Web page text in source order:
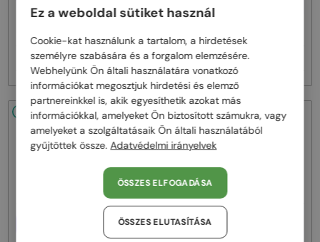
Fendi— Optikai keretek
76 000 Ft 90 000 Ft
Fendi—Optikai keretek
76 000 Ft 90 000 Ft
48/72 -15%
EGYFÓKUSZÚ LENCSÉVEL PLUSZ
48/72 -15%
EGYFÓKUSZÚ LENCSÉVEL PLUSZ
Ez a weboldal sütiket használ
Cookie-kat használunk a tartalom, a hirdetések
személyre szabására és a forgalom elemzésére.
Webhelyünk Ön általi használatára vonatkozó
információkat megosztjuk hirdetési és elemző
partnereinkkel is, akik egyesíthetik azokat más
információkkal, amelyeket Ön biztosított számukra, vagy
amelyeket a szolgáltatásaik Ön általi használatából
gyűjtöttek össze.Adatvédelmi irányelvek
ÖSSZES ELFOGADÁSA
ÖSSZES ELUTASÍTÁSA